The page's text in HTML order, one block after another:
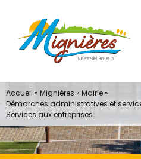
contenu
Accueil » Mignières » Mairie»
Démarches administratives et
Services aux entreprises